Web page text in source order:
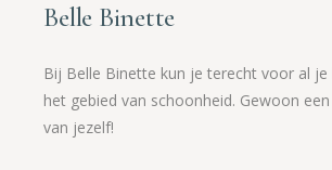
Belle Binette
Bij Belle Binette kun je terecht voor al
het gebied van schoonheid. Gewoon
van jezelf!